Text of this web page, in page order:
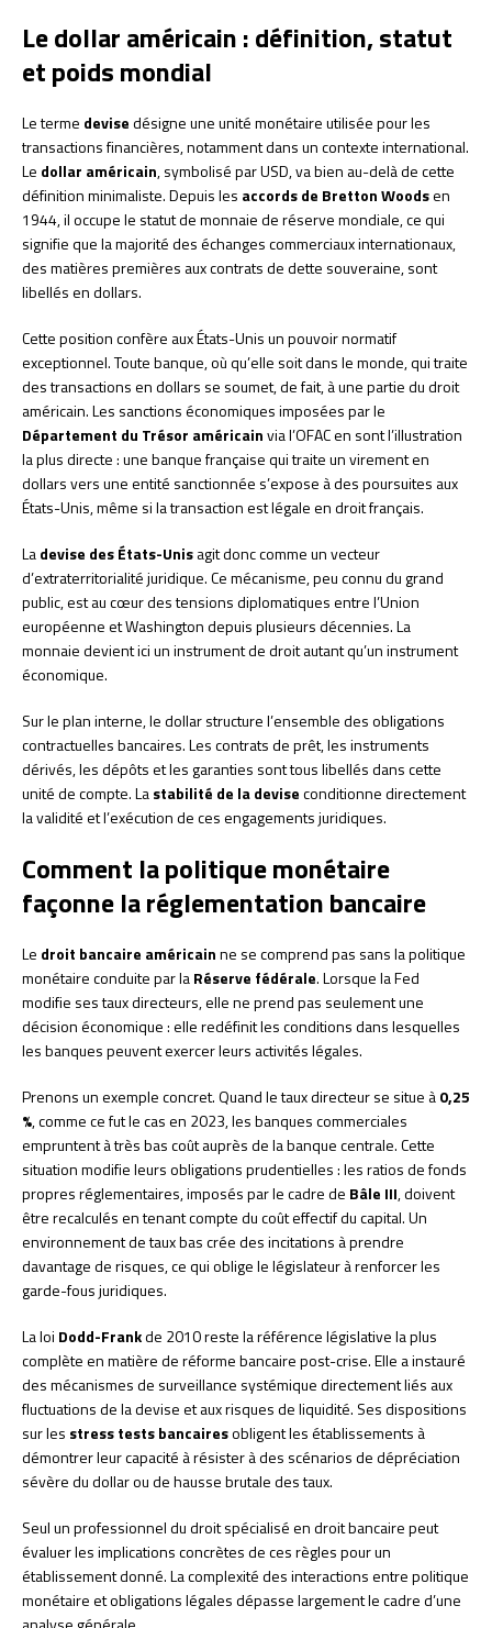
Le dollar américain : définition, statut
et poids mondial
Le terme devisedésigne une unité monétaire utilisée pour les
transactions financières, notamment dans un contexte international.
Le dollar américain, symbolisé par USD, va bien au-delà de cette
définition minimaliste. Depuis les accords de Bretton Woodsen
1944, il occupe le statut de monnaie de réserve mondiale, ce qui
signifie que la majorité des échanges commerciaux internationaux,
des matières premières aux contrats de dette souveraine, sont
libellés en dollars.
Cette position confère aux États-Unis un pouvoir normatif
exceptionnel. Toute banque, où qu’elle soit dans le monde, qui traite
des transactions en dollars se soumet, de fait, à une partie du droit
américain. Les sanctions économiques imposées par le
Département du Trésor américainvia l’OFAC en sont l’illustration
la plus directe : une banque française qui traite un virement en
dollars vers une entité sanctionnée s’expose à des poursuites aux
États-Unis, même si la transaction est légale en droit français.
Ladevise des États-Unisagit donc comme un vecteur
d’extraterritorialité juridique. Ce mécanisme, peu connu du grand
public, est au cœur des tensions diplomatiques entre l’Union
européenne et Washington depuis plusieurs décennies. La
monnaie devient ici un instrument de droit autant qu’un instrument
économique.
Sur le plan interne, le dollar structure l’ensemble des obligations
contractuelles bancaires. Les contrats de prêt, les instruments
dérivés, les dépôts et les garanties sont tous libellés dans cette
unité de compte. Lastabilité de la deviseconditionne directement
la validité et l’exécution de ces engagements juridiques.
Comment la politique monétaire
façonne la réglementation bancaire
Le droit bancaire américainne se comprend pas sans la politique
monétaire conduite par laRéserve fédérale. Lorsque la Fed
modifie ses taux directeurs, elle ne prend pas seulement une
décision économique : elle redéfinit les conditions dans lesquelles
les banques peuvent exercer leurs activités légales.
Prenons un exemple concret. Quand le taux directeur se situe à0,25
%, comme ce fut le cas en 2023, les banques commerciales
empruntent à très bas coût auprès de la banque centrale. Cette
situation modifie leurs obligations prudentielles : les ratios de fonds
propres réglementaires, imposés par le cadre de Bâle III, doivent
être recalculés en tenant compte du coût effectif du capital. Un
environnement de taux bas crée des incitations à prendre
davantage de risques, ce qui oblige le législateur à renforcer les
garde-fous juridiques.
La loi Dodd-Frankde 2010 reste la référence législative la plus
complète en matière de réforme bancaire post-crise. Elle a instauré
des mécanismes de surveillance systémique directement liés aux
fluctuations de la devise et aux risques de liquidité. Ses dispositions
sur les stress tests bancairesobligent les établissements à
démontrer leur capacité à résister à des scénarios de dépréciation
sévère du dollar ou de hausse brutale des taux.
Seul un professionnel du droit spécialisé en droit bancaire peut
évaluer les implications concrètes de ces règles pour un
établissement donné. La complexité des interactions entre politique
monétaire et obligations légales dépasse largement le cadre d’une